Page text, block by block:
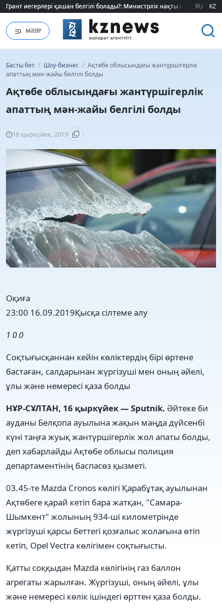
Грант иегерлері қашан белгілі болады?: Министрлік нақты мерзімді
Грант иегерлері қашан белгілі болады?: Министрлік нақты мерзімді
RU KZ
МӘЗІР
Басты бет / Шоу-бизнес / Ақтөбе облысындағы жантүршігерлік
апаттың мән-жайы белгілі болды
Ақтөбе облысындағы жантүршігерлік
апаттың мән-жайы белгілі болды
16 қыркүйек, 2019
Оқиға
23:00 16.09.2019Қысқа сілтеме алу
1 0 0
Соқтығысқаннан кейін көліктердің бірі өртене
бастаған, салдарынан жүргізуші мен оның әйелі,
ұлы және немересі қаза болды
НҰР-СҰЛТАН, 16 қыркүйек — Sputnik. Әйтеке би
ауданы Белқопа ауылына жақын маңда дүйсенбі
күні таңға жуық жантүршігерлік жол апаты болды,
деп хабарлайды Ақтөбе облысы полиция
департаментінің баспасөз қызметі.
03.45-те Mazda Cronos көлігі Қарабұтақ ауылынан
Ақтөбеге қарай кетіп бара жатқан, "Самара-
Шымкент" жолының 934-ші километрінде
жүргізуші қарсы беттегі қозғалыс жолағына өтіп
кетіп, Opel Vectra көлігімен соқтығысты.
Қатты соққыдан Mazda көлігінің газ баллон
агрегаты жарылған. Жүргізуші, оның әйелі, ұлы
және немересі көлік ішіндегі өрттен қаза болды.